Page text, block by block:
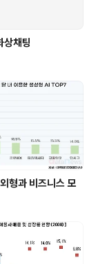
상채팅
형과 비즈니스 모